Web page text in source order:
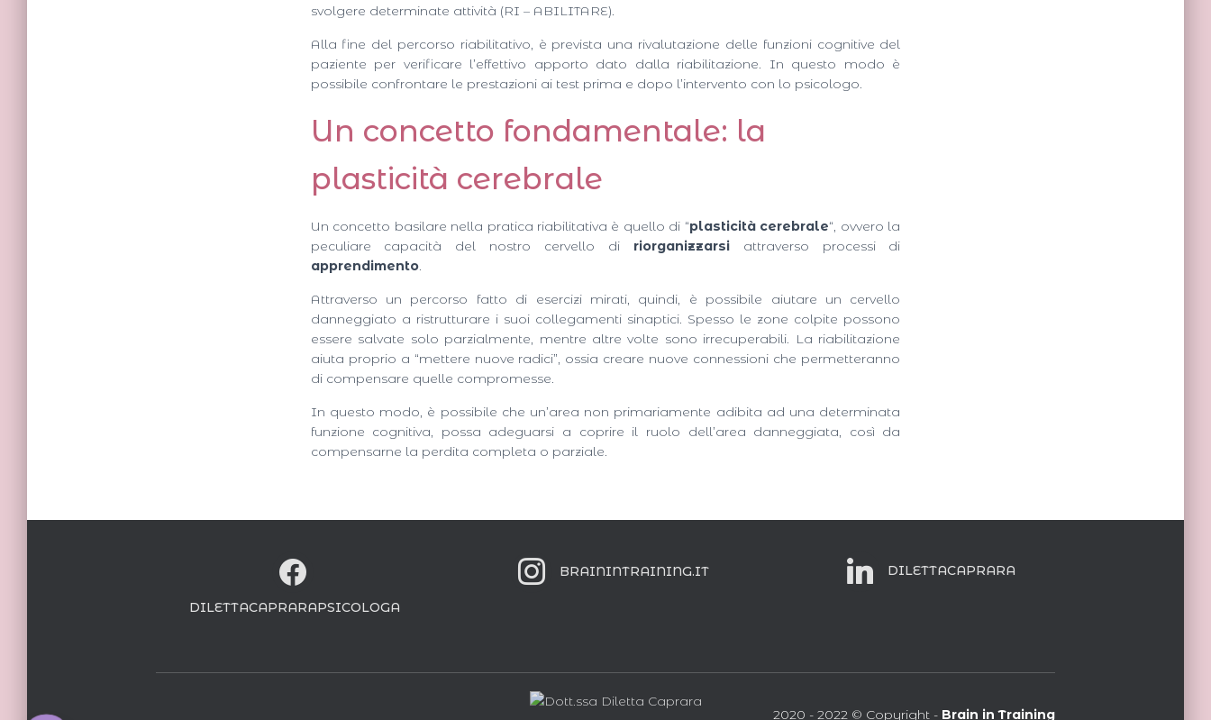
svolgere determinate attività (RI – ABILITARE).
Alla fine del percorso riabilitativo, è prevista una rivalutazione delle funzioni cognitive del
paziente per verificare l’effettivo apporto dato dalla riabilitazione. In questo modo è
possibile confrontare le prestazioni ai test prima e dopo l’intervento con lo psicologo.
Un concetto fondamentale: la
plasticità cerebrale
Un concetto basilare nella pratica riabilitativa è quello di “plasticità cerebrale“, ovvero la
peculiare capacità del nostro cervello di riorganizzarsiattraverso processi di
apprendimento.
Attraverso un percorso fatto di esercizi mirati, quindi, è possibile aiutare un cervello
danneggiato a ristrutturare i suoi collegamenti sinaptici. Spesso le zone colpite possono
essere salvate solo parzialmente, mentre altre volte sono irrecuperabili. La riabilitazione
aiuta proprio a “mettere nuove radici”, ossia creare nuove connessioni che permetteranno
di compensare quelle compromesse.
In questo modo, è possibile che un’area non primariamente adibita ad una determinata
funzione cognitiva, possa adeguarsi a coprire il ruolo dell’area danneggiata, così da
compensarne la perdita completa o parziale.
DILETTACAPRARAPSICOLOGA
BRAININTRAINING.IT DILETTACAPRARA
2020 - 2022 © Copyright - Brain in Training